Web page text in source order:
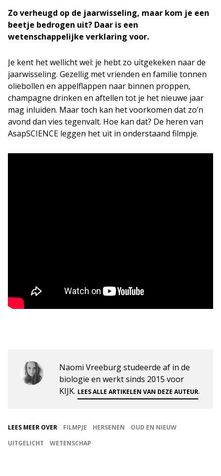
Zo verheugd op de jaarwisseling, maar kom je een
beetje bedrogen uit? Daar is een
wetenschappelijke verklaring voor.
Je kent het wellicht wel: je hebt zo uitgekeken naar de
jaarwisseling. Gezellig met vrienden en familie tonnen
oliebollen en appelflappen naar binnen proppen,
champagne drinken en aftellen tot je het nieuwe jaar
mag inluiden. Maar toch kan het voorkomen dat zo’n
avond dan vies tegenvalt. Hoe kan dat? De heren van
AsapSCIENCE leggen het uit in onderstaand filmpje.
Naomi Vreeburg studeerde af in de
biologie en werkt sinds 2015 voor
KIJK. LEES ALLE ARTIKELEN VAN DEZE AUTEUR.
LEES MEER OVER FILMPJE HERSENEN
OUD EN NIEUW
UITGELICHT
WETENSCHAP